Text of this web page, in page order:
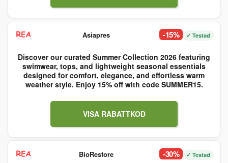
Asiapres -15% ✓ Testad
Discover our curated Summer Collection 2026 featuring
swimwear, tops, and lightweight seasonal essentials
designed for comfort, elegance, and effortless warm
weather style. Enjoy 15% off with code SUMMER15.
VISA RABATTKOD
BioRestore -30% ✓ Testad